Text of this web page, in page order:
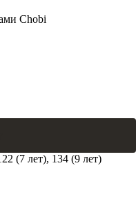
Chobi
(7 лет), 134 (9 лет)